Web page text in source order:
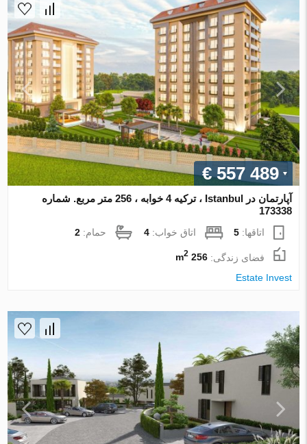
€ 557 489
آپارتمان در Istanbul ، ترکیه 4 خوابه ، 256 متر مربع. شماره
173338
اتاقها:5 اتاق خواب:4 حمام:2
فضای زندگی:256 m
2
Estate Invest